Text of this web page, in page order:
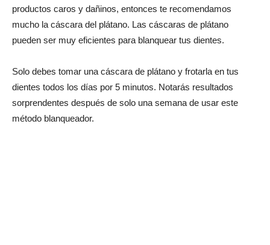
productos caros y dañinos, entonces te recomendamos
mucho la cáscara del plátano. Las cáscaras de plátano
pueden ser muy eficientes para blanquear tus dientes.
Solo debes tomar una cáscara de plátano y frotarla en tus
dientes todos los días por 5 minutos. Notarás resultados
sorprendentes después de solo una semana de usar este
método blanqueador.